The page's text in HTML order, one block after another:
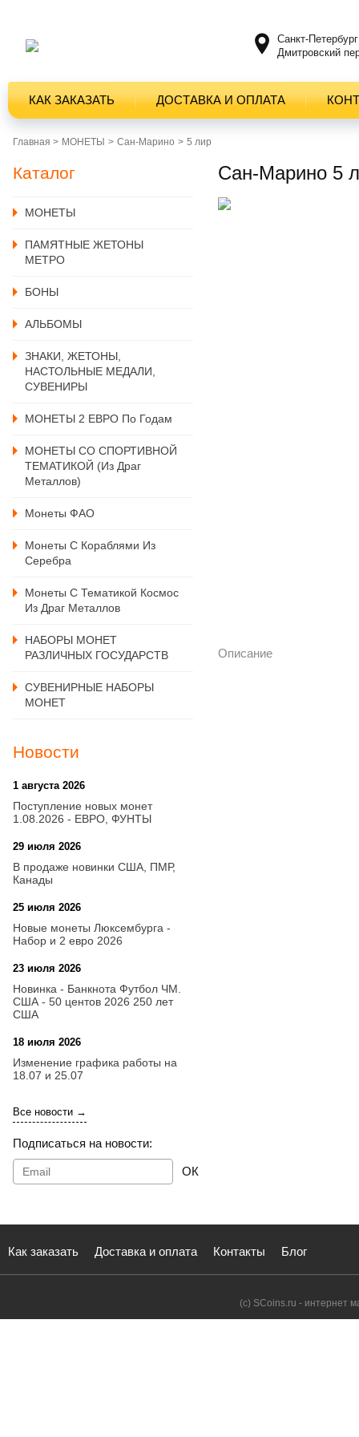
Санкт-Петербург
Дмитровский
КАК ЗАКАЗАТЬ ДОСТАВКА И ОПЛАТА
Главная > MОНЕТЫ Сан-Марино 5 лир
Каталог
MОНЕТЫ
ПАМЯТНЫЕ ЖЕТОНЫ
МЕТРО
БОНЫ
АЛЬБОМЫ
ЗНАКИ, ЖЕТОНЫ,
НАСТОЛЬНЫЕ МЕДАЛИ,
СУВЕНИРЫ
МОНЕТЫ 2 ЕВРО По Годам
МОНЕТЫ СО СПОРТИВНОЙ
ТЕМАТИКОЙ (из Драг
Металлов)
Монеты ФАО
Монеты С Кораблями Из
Серебра
Монеты С Тематикой Космос
Из Драг Металлов
НАБОРЫ МОНЕТ
РАЗЛИЧНЫХ ГОСУДАРСТВ
СУВЕНИРНЫЕ НАБОРЫ
МОНЕТ
Новости
1 августа 2026
Поступление новых монет
1.08.2026 - ЕВРО, ФУНТЫ
29 июля 2026
В продаже новинки США, ПМР,
Канады
25 июля 2026
Новые монеты Люксембурга -
Набор и 2 евро 2026
23 июля 2026
Новинка - Банкнота Футбол ЧМ.
США - 50 центов 2026 250 лет
США
18 июля 2026
Изменение графика работы на
18.07 и 25.07
Все новости →
Подписаться на новости:
ОК
Сан-Марино 5
Описание
Как заказать Доставка и оплата Контакты Блог
(с) SCoins.ru - интернет